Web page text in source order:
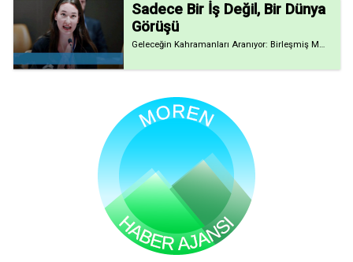
Sadece Bir İş Değil, Bir Dünya
Görüşü
Geleceğin Kahramanları Aranıyor: Birleşmiş M…